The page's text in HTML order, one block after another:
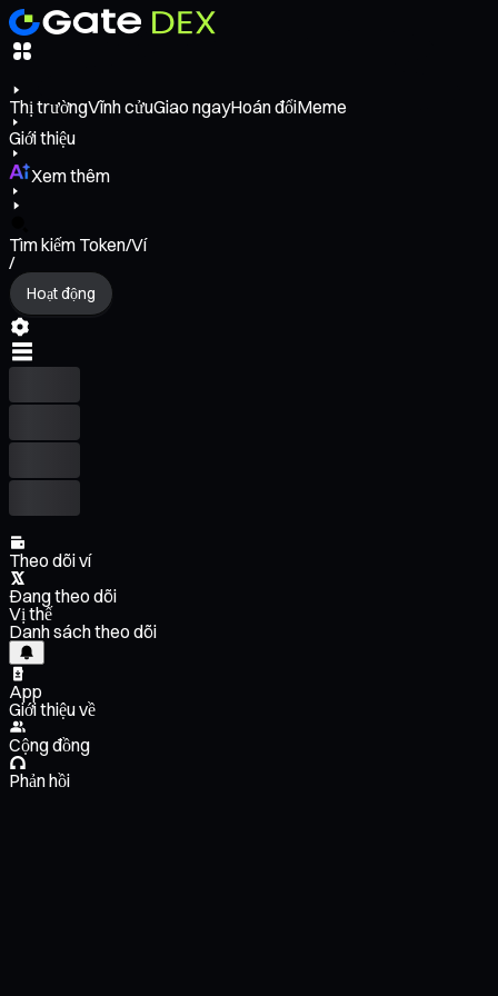
Thị trườngVĩnh cửuGiao ngayHoán đổiMeme
Giới thiệu
Xem thêm
Tìm kiếm Token/Ví
/
Hoạt động
Theo dõi ví
Đang theo dõi
Vị thế
Danh sách theo dõi
App
Giới thiệu về
Cộng đồng
Phản hồi